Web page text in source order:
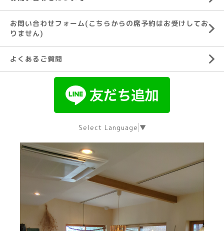
お問い合わせフォーム(こちらからの席予約はお受けしてお
りません)
よくあるご質問
Select Language ▼